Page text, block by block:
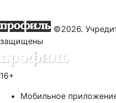
©2026.
защищены
16+
Мобильное